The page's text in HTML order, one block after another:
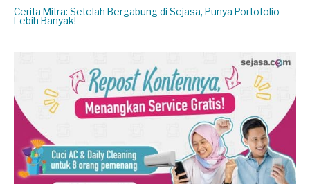
Cerita Mitra: Setelah Bergabung di Sejasa, Punya Portofolio
Lebih Banyak!